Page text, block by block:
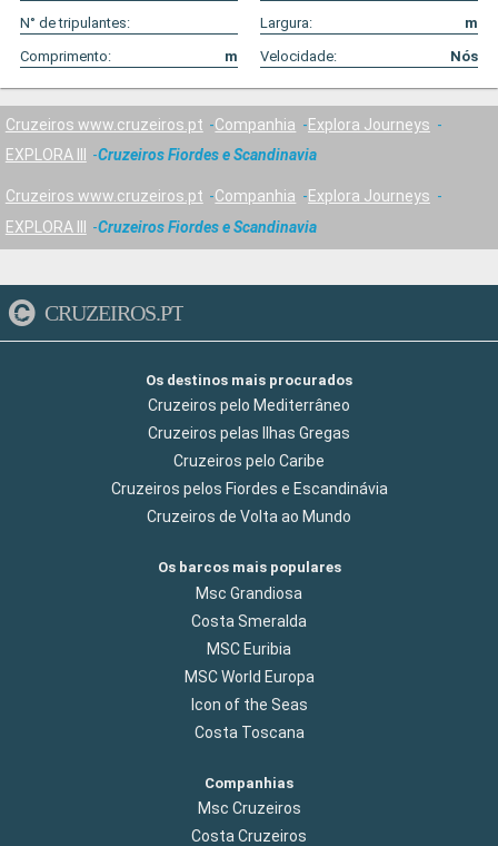
N° de tripulantes:
Largura:
m
Comprimento:
m Velocidade: Nós
Cruzeiros www.cruzeiros.pt Companhia
Explora Journeys
EXPLORA III
Cruzeiros Fiordes e Scandinavia
Cruzeiros www.cruzeiros.pt Companhia
Explora Journeys
EXPLORA III
Cruzeiros Fiordes e Scandinavia
CRUZEIROS.PT
Os destinos mais procurados
Cruzeiros pelo Mediterrâneo
Cruzeiros pelas Ilhas Gregas
Cruzeiros pelo Caribe
Cruzeiros pelos Fiordes e Escandinávia
Cruzeiros de Volta ao Mundo
Os barcos mais populares
Msc Grandiosa
Costa Smeralda
MSC Euribia
MSC World Europa
Icon of the Seas
Costa Toscana
Companhias
Msc Cruzeiros
Costa Cruzeiros